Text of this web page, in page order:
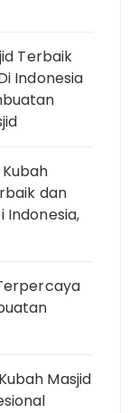
Terbaik
Indonesia
dan
Indonesia,
Masjid